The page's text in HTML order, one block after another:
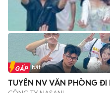
Tin nổi bật
TUYỂN NV VĂN PHÒNG